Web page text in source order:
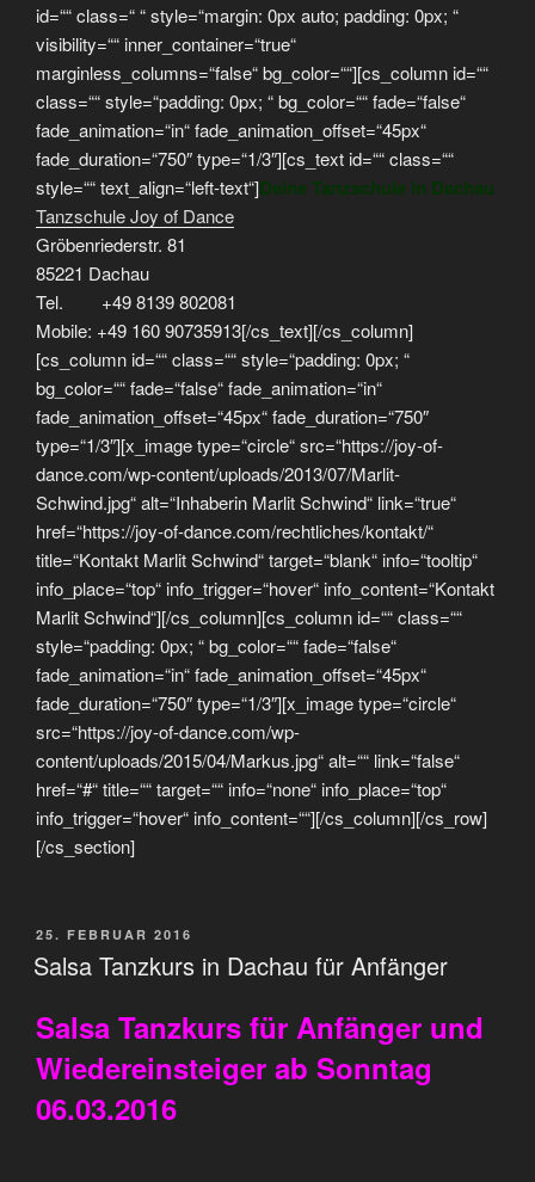
id=““ class=“ “ style=“margin: 0px auto; padding: 0px; “
visibility=““ inner_container=“true“
marginless_columns=“false“ bg_color=““][cs_column id=““
class=““ style=“padding: 0px; “ bg_color=““ fade=“false“
fade_animation=“in“ fade_animation_offset=“45px“
fade_duration=“750″ type=“1/3″][cs_text id=““ class=““
style=““ text_align=“left-text“]Deine Tanzschule in Dachau
Tanzschule Joy of Dance
Gröbenriederstr. 81
85221 Dachau
Tel. +49 8139 802081
Mobile: +49 160 90735913[/cs_text][/cs_column]
[cs_column id=““ class=““ style=“padding: 0px; “
bg_color=““ fade=“false“ fade_animation=“in“
fade_animation_offset=“45px“ fade_duration=“750″
type=“1/3″][x_image type=“circle“ src=“https://joy-of-
dance.com/wp-content/uploads/2013/07/Marlit-
Schwind.jpg“ alt=“Inhaberin Marlit Schwind“ link=“true“
href=“https://joy-of-dance.com/rechtliches/kontakt/“
title=“Kontakt Marlit Schwind“ target=“blank“ info=“tooltip“
info_place=“top“ info_trigger=“hover“ info_content=“Kontakt
Marlit Schwind“][/cs_column][cs_column id=““ class=““
style=“padding: 0px; “ bg_color=““ fade=“false“
fade_animation=“in“ fade_animation_offset=“45px“
fade_duration=“750″ type=“1/3″][x_image type=“circle“
src=“https://joy-of-dance.com/wp-
content/uploads/2015/04/Markus.jpg“ alt=““ link=“false“
href=“#“ title=““ target=““ info=“none“ info_place=“top“
info_trigger=“hover“ info_content=““][/cs_column][/cs_row]
[/cs_section]
VERÖFFENTLICHT
AM
25. FEBRUAR 2016
Salsa Tanzkurs in Dachau für Anfänger
Salsa Tanzkurs für Anfänger und
Wiedereinsteiger ab Sonntag
06.03.2016